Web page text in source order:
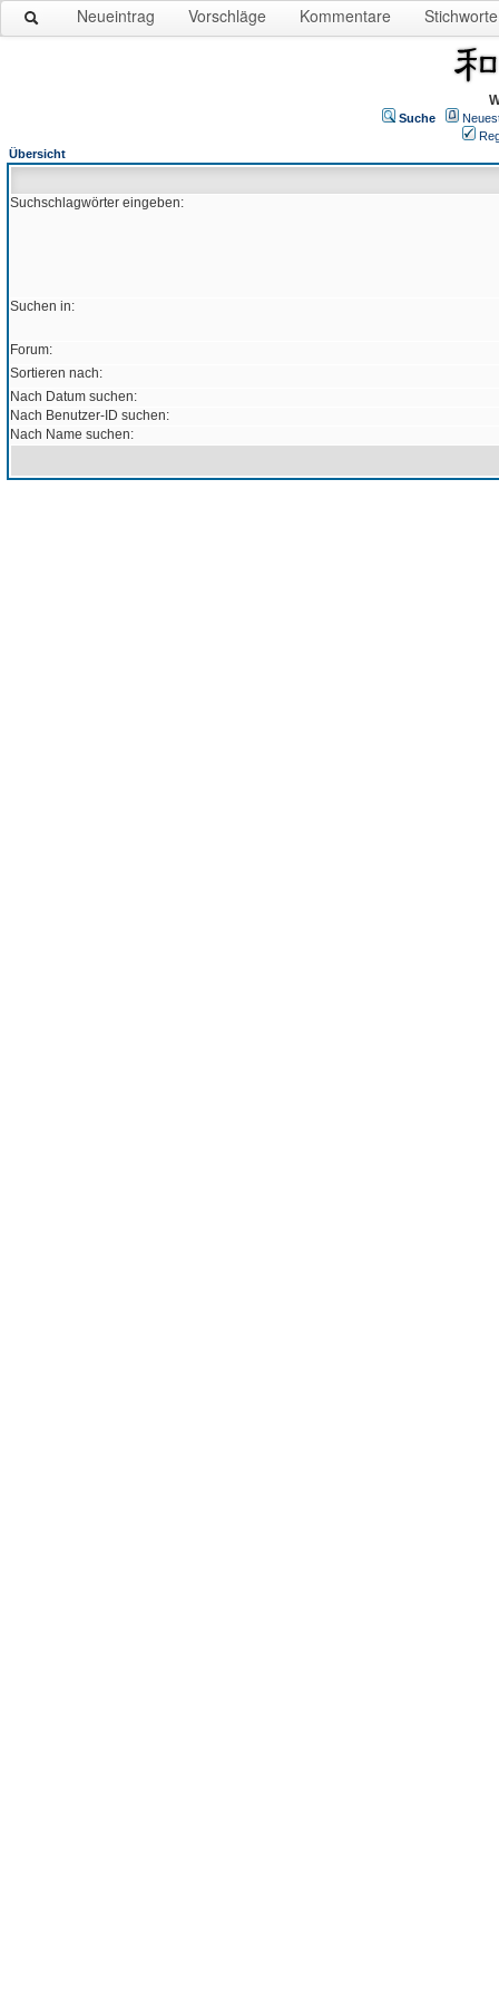
Neueintrag Vorschläge Kommentare Stichworte
Suche
Übersicht
Suchschlagwörter eingeben:
Suchen in:
Forum:
Sortieren nach:
Nach Datum suchen:
Nach Benutzer-ID suchen:
Nach Name suchen: